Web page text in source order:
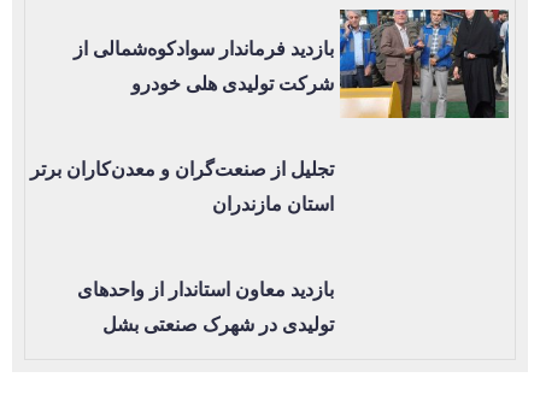
بازدید فرماندار سوادکوه‌شمالی از
شرکت تولیدی هلی خودرو
تجلیل از صنعت‌گران و معدن‌کاران برتر
استان مازندران
بازدید معاون استاندار از واحدهای
تولیدی در شهرک صنعتی بشل